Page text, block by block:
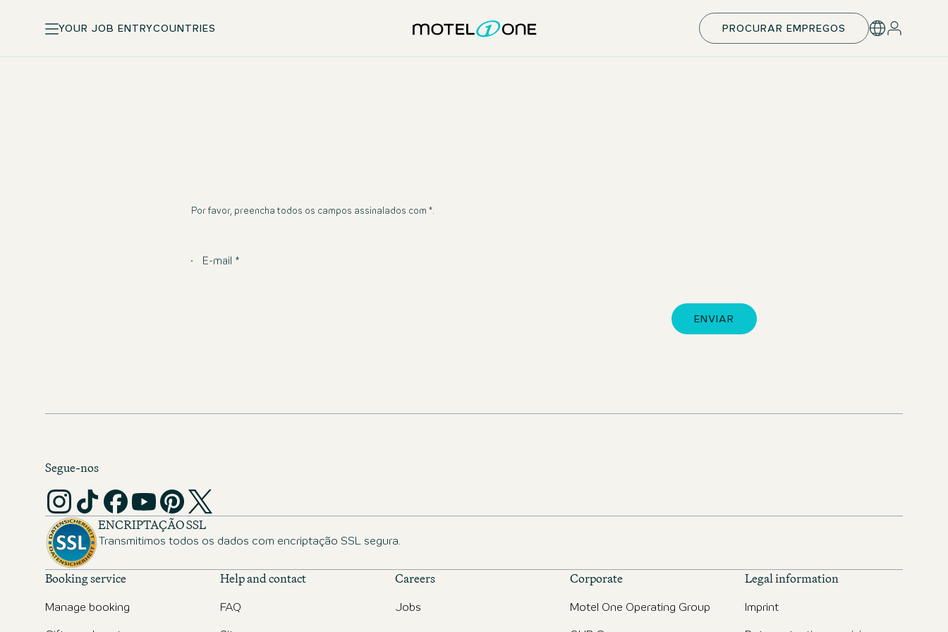
YOUR JOB ENTRYCOUNTRIES PROCURAR EMPREGOS
Por favor, preencha todos os campos assinalados com *.
E-mail *
ENVIAR
Segue-nos
ENCRIPTAÇÃO SSL
Transmitimos todos os dados com encriptação SSL segura.
Booking service
Manage booking
Help and contact
FAQ
Careers
Jobs
Corporate
Motel One Operating Group
Legal information
Imprint